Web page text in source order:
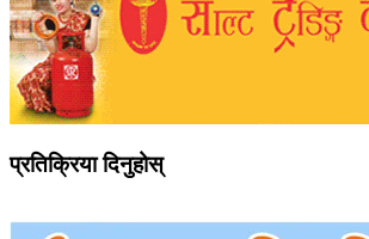
प्रतिक्रिया दिनुहोस्